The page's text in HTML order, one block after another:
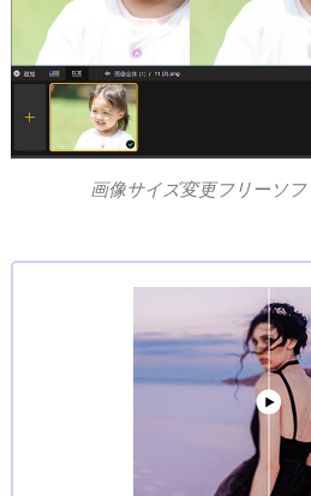
画像サイズ変更フリーソ